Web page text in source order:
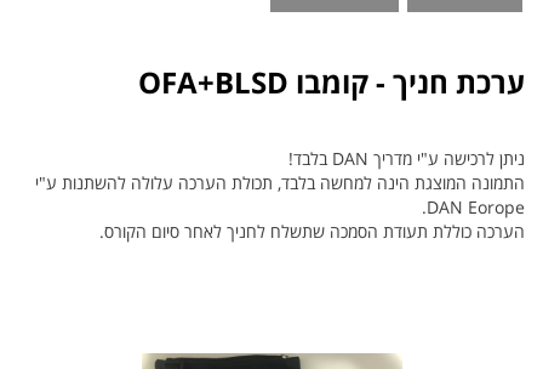
ערכת חניך - קומבו OFA+BLSD
ניתן לרכישה ע"י מדריך DAN בלבד!
התמונה המוצגת הינה למחשה בלבד, תכולת הערכה עלולה להשתנות ע"י
DAN Eorope.
הערכה כוללת תעודת הסמכה שתשלח לחניך לאחר סיום הקורס.